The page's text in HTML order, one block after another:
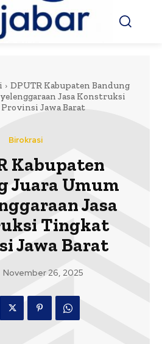
DPUTR Kabupaten Bandung
Jasa Konstruksi
Jawa Barat
Birokrasi
Kabupaten
Juara Umum
Jasa
Tingkat
Jawa Barat
November 26, 2025